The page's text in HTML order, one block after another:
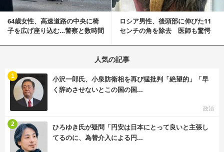
64歳女性、高速道路の中央に椅
子を広げ座り込む…警察と数時間
ロシア男性、後頭部に伸びた11
センチの角を除去 医師も驚愕
人気の記事
小沢一郎氏、小泉防衛相を再び猛批判「絶望的」「早
く辞めさせないとこの国の国...
政治
1
ひろゆき氏が疑問「円安は日本にとって良いと主張し
てるのに、為替介入による円...
2